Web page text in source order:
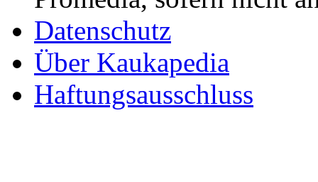
Datenschutz
Über Kaukapedia
Haftungsausschluss